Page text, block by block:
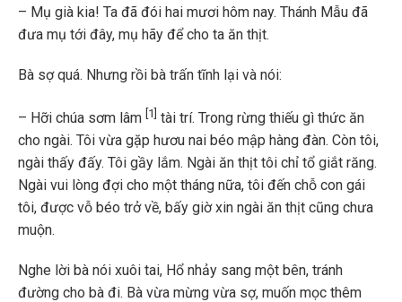
– Mụ già kia! Ta đã đói hai mươi hôm nay. Thánh Mẫu đã
đưa mụ tới đây, mụ hãy để cho ta ăn thịt.
Bà sợ quá. Nhưng rồi bà trấn tĩnh lại và nói:
– Hỡi chúa sơm lâm [1] tài trí. Trong rừng thiếu gì thức ăn
cho ngài. Tôi vừa gặp hươu nai béo mập hàng đàn. Còn tôi,
ngài thấy đấy. Tôi gầy lắm. Ngài ăn thịt tôi chỉ tổ giắt răng.
Ngài vui lòng đợi cho một tháng nữa, tôi đến chỗ con gái
tôi, được vỗ béo trở về, bấy giờ xin ngài ăn thịt cũng chưa
muộn.
Nghe lời bà nói xuôi tai, Hổ nhảy sang một bên, tránh
đường cho bà đi. Bà vừa mừng vừa sợ, muốn mọc thêm